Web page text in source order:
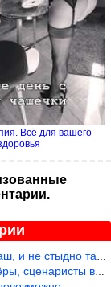
Всё для вашего
стыдно такую фигн
вы где или к